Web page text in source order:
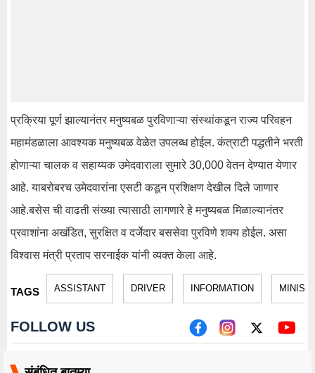
प्रक्रिया पूर्ण झाल्यानंतर मनुष्यबळ पुरविणाऱ्या संस्थांकडून राज्य परिवहन
महामंडळाला आवश्यक मनुष्यबळ वेळेत उपलब्ध होईल. कंत्राटी पद्धतीने भरती
होणाऱ्या चालक व सहाय्यक उमेदवाराला सुमारे 30,000 वेतन देण्यात येणार
आहे. याबरोबरच उमेदवारांना एसटी कडून प्रशिक्षण देखील दिले जाणार
आहे.बसेस ची वाढती संख्या त्यासाठी लागणारे हे मनुष्यबळ मिळाल्यानंतर
प्रवाशांना अखंडित, सुरक्षित व दर्जेदार बससेवा पुरविणे शक्य होईल. असा
विश्वास मंत्री प्रताप सरनाईक यांनी व्यक्त केला आहे.
TAGS ASSISTANT DRIVER INFORMATION
FOLLOW US